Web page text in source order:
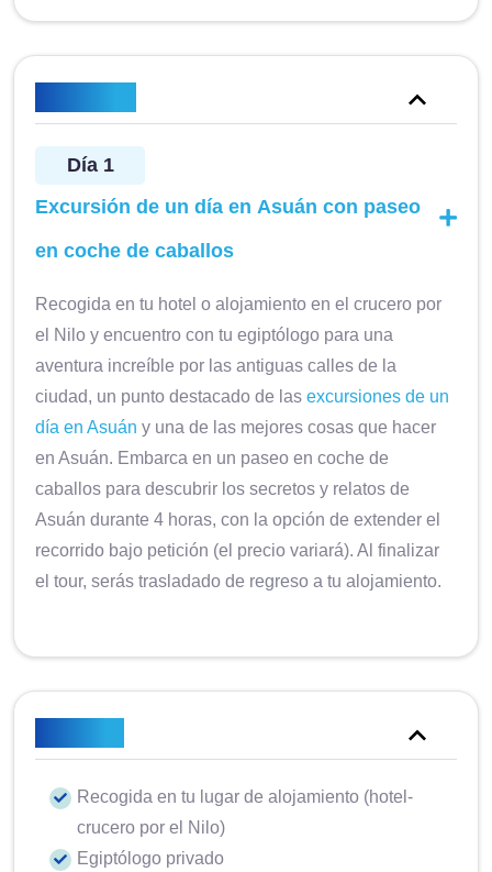
Día 1
Excursión de un día en Asuán con paseo
en coche de caballos
Recogida en tu hotel o alojamiento en el crucero por
el Nilo y encuentro con tu egiptólogo para una
aventura increíble por las antiguas calles de la
ciudad, un punto destacado de lasexcursiones de un
día en Asuán y una de las mejores cosas que hacer
en Asuán. Embarca en un paseo en coche de
caballos para descubrir los secretos y relatos de
Asuán durante 4 horas, con la opción de extender el
recorrido bajo petición (el precio variará). Al finalizar
el tour, serás trasladado de regreso a tu alojamiento.
Recogida en tu lugar de alojamiento (hotel-
crucero por el Nilo)
Egiptólogo privado